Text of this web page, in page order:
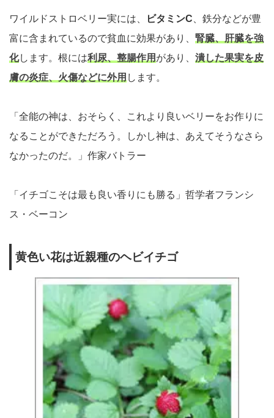
ワイルドストロベリー実には、 ビタミンC 、鉄分などが豊
富に含まれているので貧血に効果があり、 腎臓、肝臓を強
化します。根には利尿、整腸作用 があり、 潰した果実を皮
膚の炎症、火傷などに外用 します。
「全能の神は、おそらく、これより良いベリーをお作りに
なることができただろう。しかし神は、あえてそうなさら
なかったのだ。」作家バトラー
「イチゴこそは最も良い香りにも勝る」哲学者フランシ
ス・ベーコン
黄色い花は近親種のヘビイチゴ